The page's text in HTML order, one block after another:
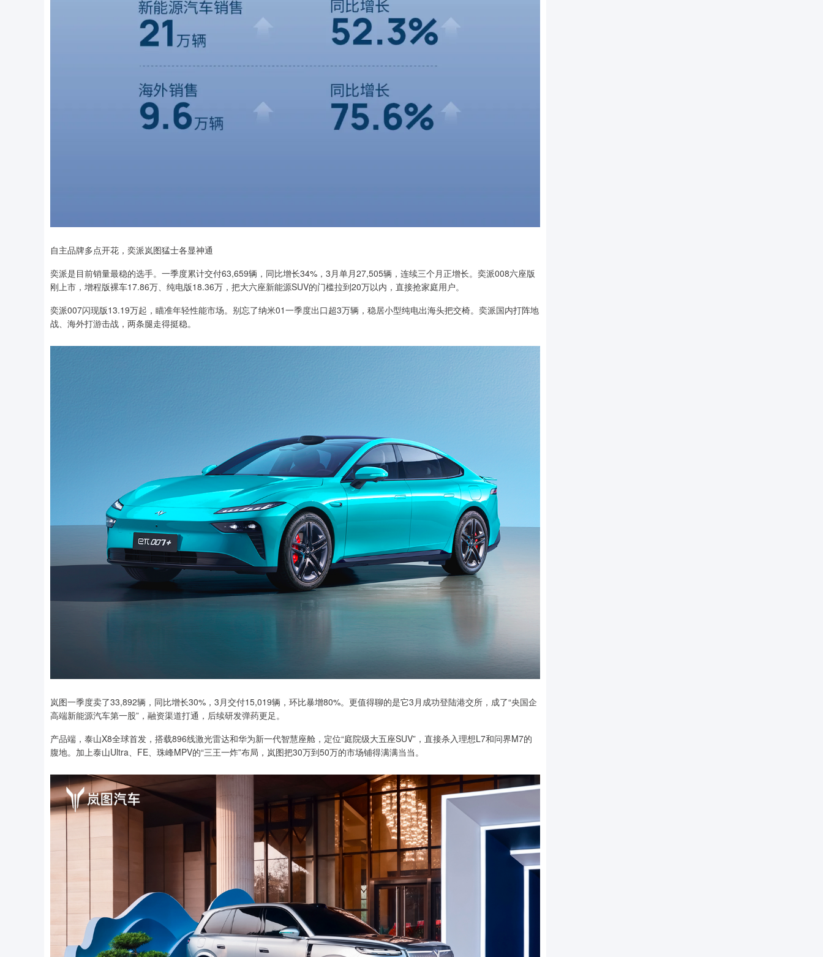
自主品牌多点开花，奕派岚图猛士各显神通
奕派是目前销量最稳的选手。一季度累计交付63,659辆，同比增长34%，3月单月27,505辆，连续三个月正增长。奕派008六座版
刚上市，增程版裸车17.86万、纯电版18.36万，把大六座新能源SUV的门槛拉到20万以内，直接抢家庭用户。
奕派007闪现版13.19万起，瞄准年轻性能市场。别忘了纳米01一季度出口超3万辆，稳居小型纯电出海头把交椅。奕派国内打阵地
战、海外打游击战，两条腿走得挺稳。
岚图一季度卖了33,892辆，同比增长30%，3月交付15,019辆，环比暴增80%。更值得聊的是它3月成功登陆港交所，成了“央国企
高端新能源汽车第一股”，融资渠道打通，后续研发弹药更足。
产品端，泰山X8全球首发，搭载896线激光雷达和华为新一代智慧座舱，定位“庭院级大五座SUV”，直接杀入理想L7和问界M7的
腹地。加上泰山Ultra、FE、珠峰MPV的“三王一炸”布局，岚图把30万到50万的市场铺得满满当当。